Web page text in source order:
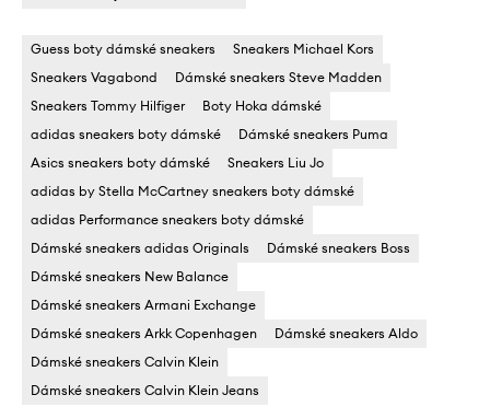
Guess boty dámské sneakers
Sneakers Michael Kors
Sneakers Vagabond
Dámské sneakers Steve Madden
Sneakers Tommy Hilfiger
Boty Hoka dámské
adidas sneakers boty dámské
Dámské sneakers Puma
Asics sneakers boty dámské
Sneakers Liu Jo
adidas by Stella McCartney sneakers boty dámské
adidas Performance sneakers boty dámské
Dámské sneakers adidas Originals
Dámské sneakers Boss
Dámské sneakers New Balance
Dámské sneakers Armani Exchange
Dámské sneakers Arkk Copenhagen
Dámské sneakers Aldo
Dámské sneakers Calvin Klein
Dámské sneakers Calvin Klein Jeans